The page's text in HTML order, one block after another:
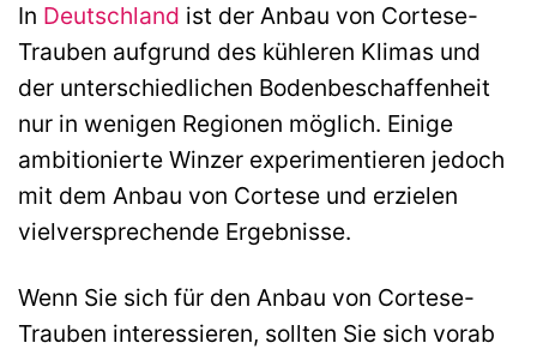
In Deutschland ist der Anbau von Cortese-
Trauben aufgrund des kühleren Klimas und
der unterschiedlichen Bodenbeschaffenheit
nur in wenigen Regionen möglich. Einige
ambitionierte Winzer experimentieren jedoch
mit dem Anbau von Cortese und erzielen
vielversprechende Ergebnisse.
Wenn Sie sich für den Anbau von Cortese-
Trauben interessieren, sollten Sie sich vorab